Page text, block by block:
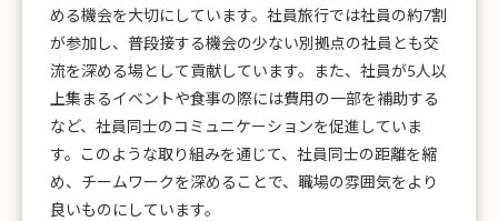
める機会を大切にしています。社員旅行では社員の約7割
が参加し、普段接する機会の少ない別拠点の社員とも交
流を深める場として貢献しています。また、社員が5人以
上集まるイベントや食事の際には費用の一部を補助する
など、社員同士のコミュニケーションを促進していま
す。このような取り組みを通じて、社員同士の距離を縮
め、チームワークを深めることで、職場の雰囲気をより
良いものにしています。